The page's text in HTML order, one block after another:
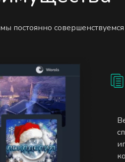
постоянно совершенствуемся